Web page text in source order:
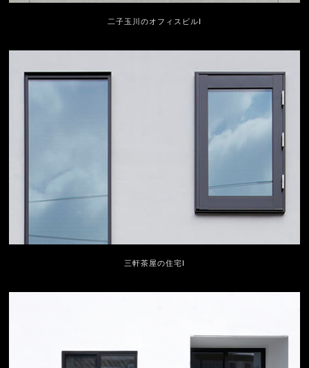
二子玉川のオフィスビルⅠ
三軒茶屋の住宅Ⅰ